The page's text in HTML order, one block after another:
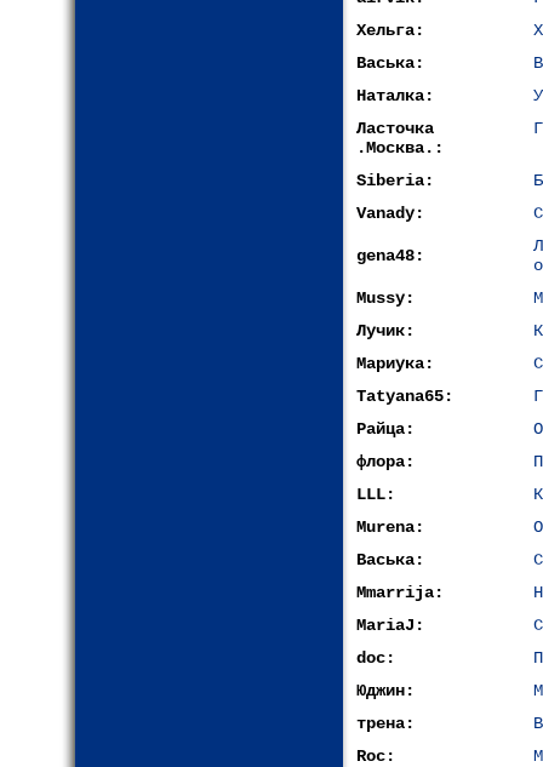
Хельга:
Васька:
Наталка:
Ласточка
.Москва.:
Siberia:
Vanady:
gena48:
Mussy:
Лучик:
Мариука:
Tatyana65:
Райца:
флора:
LLL:
Murena:
Васька:
Mmarrija:
MariaJ:
doc:
Юджин:
трена:
Roc: